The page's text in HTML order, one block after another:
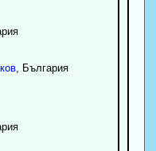
, България